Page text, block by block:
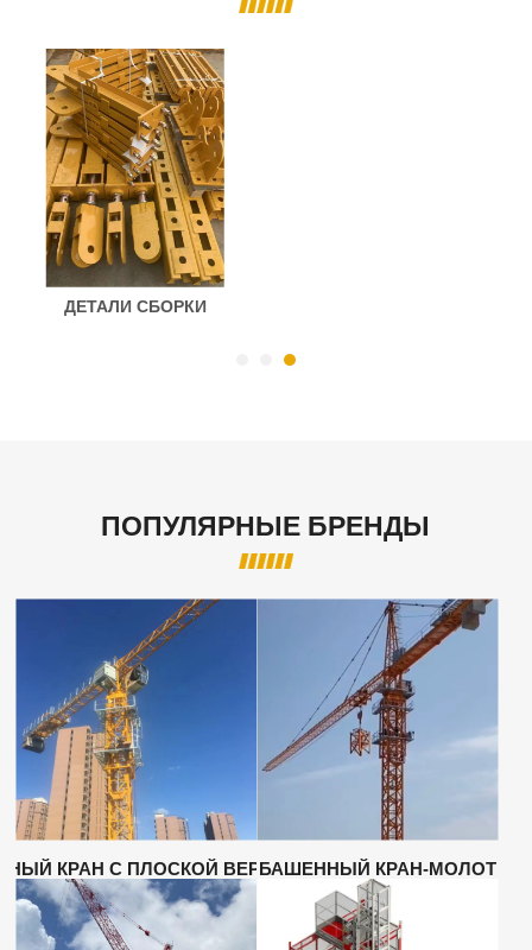
ДЕТАЛИ СБОРКИ
ПОПУЛЯРНЫЕ БРЕНДЫ
КРАН С ПЛОСКОЙ ВЕРШИНОЙБАШЕННЫЙ КРАН-МОЛОТ